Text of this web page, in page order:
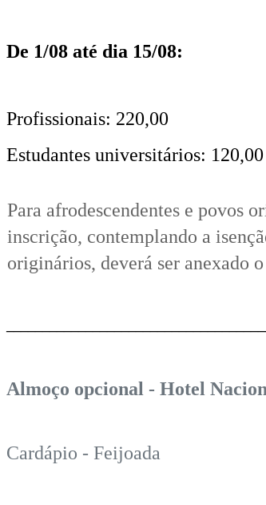
De 1/08 até dia 15/08:
Profissionais: 220,00
Estudantes universitários: 120,00
Para afrodescendentes e povos
inscrição, contemplando a
originários, deverá ser anexado
Almoço opcional - Hotel
Cardápio - Feijoada